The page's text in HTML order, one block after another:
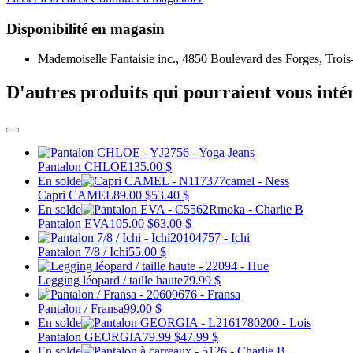
Disponibilité en magasin
Mademoiselle Fantaisie inc., 4850 Boulevard des Forges,
D'autres produits qui pourraient vous
Pantalon CHLOE135.00 $
En solde
Capri CAMEL89.00 $53.40 $
En solde
Pantalon EVA105.00 $63.00 $
Pantalon 7/8 / Ichi55.00 $
Legging léopard / taille haute79.99 $
Pantalon / Fransa99.00 $
En solde
Pantalon GEORGIA79.99 $47.99 $